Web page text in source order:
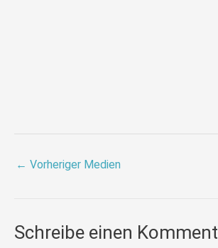
← Vorheriger Medien
Schreibe einen